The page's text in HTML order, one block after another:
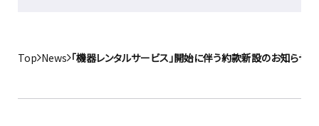
Top News 「機器レンタルサービス」開始に伴う約款新設のお知らせ